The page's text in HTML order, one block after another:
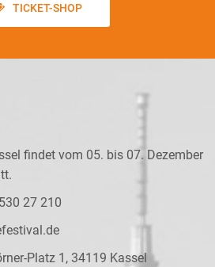
TICKET-SHOP
findet vom 05. bis 07. Dezember
27 210
Platz 1, 34119 Kassel